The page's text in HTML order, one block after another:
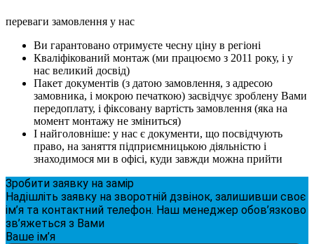
переваги замовлення у нас
Ви гарантовано отримуєте чесну ціну в регіоні
Кваліфікований монтаж (ми працюємо з 2011 року, і у
нас великий досвід)
Пакет документів (з датою замовлення, з адресою
замовника, і мокрою печаткою) засвідчує зроблену Вами
передоплату, і фіксовану вартість замовлення (яка на
момент монтажу не зміниться)
І найголовніше: у нас є документи, що посвідчують
право, на заняття підприємницькою діяльністю і
знаходимося ми в офісі, куди завжди можна прийти
Зробити заявку на замір
Надішліть заявку на зворотній дзвінок, залишивши своє
ім’я та контактний телефон. Наш менеджер обов’язково
зв’яжеться з Вами
Ваше ім’я